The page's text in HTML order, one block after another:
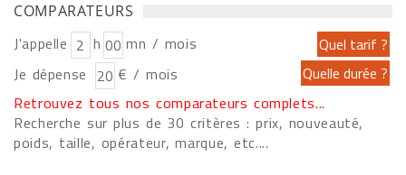
COMPARATEURS
J'appelle h
mn / mois
Je dépense
€ / mois
Retrouvez tous nos comparateurs complets...
Recherche sur plus de 30 critères : prix, nouveauté,
poids, taille, opérateur, marque, etc....